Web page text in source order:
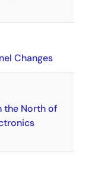
Changes
the North of